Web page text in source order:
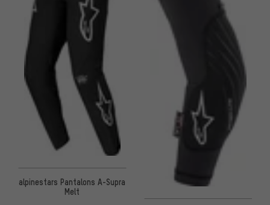
alpinestars Pantalons A-Supra
Melt